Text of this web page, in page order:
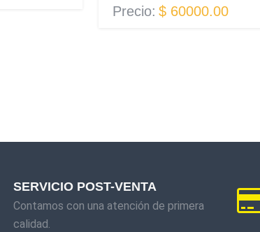
Precio: $ 60000.00
SERVICIO POST-VENTA
Contamos con una atención de primera
calidad.